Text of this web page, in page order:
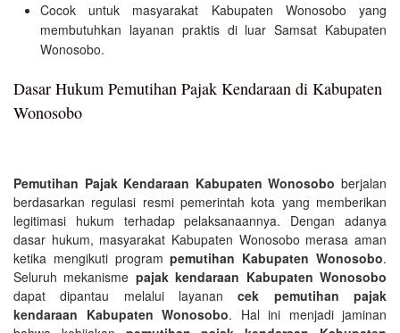
Cocok untuk masyarakat Kabupaten Wonosobo yang
membutuhkan layanan praktis di luar Samsat Kabupaten
Wonosobo.
Dasar Hukum Pemutihan Pajak Kendaraan di Kabupaten
Wonosobo
Pemutihan Pajak Kendaraan Kabupaten Wonosobo berjalan
berdasarkan regulasi resmi pemerintah kota yang memberikan
legitimasi hukum terhadap pelaksanaannya. Dengan adanya
dasar hukum, masyarakat Kabupaten Wonosobo merasa aman
ketika mengikuti programpemutihan Kabupaten Wonosobo.
Seluruh mekanisme pajak kendaraan Kabupaten Wonosobo
dapat dipantau melalui layanancek pemutihan pajak
kendaraan Kabupaten Wonosobo. Hal ini menjadi jaminan